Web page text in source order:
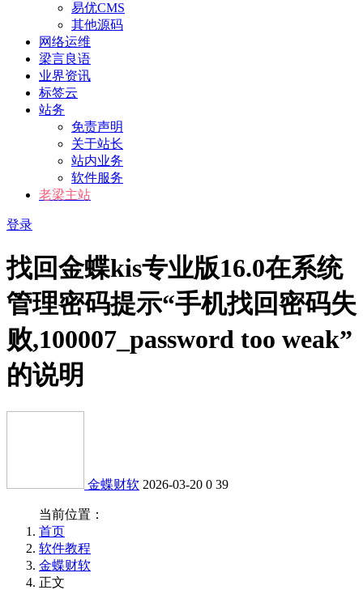
易优CMS
其他源码
网络运维
梁言良语
业界资讯
标签云
站务
免责声明
关于站长
站内业务
软件服务
老梁主站
登录
找回金蝶kis专业版16.0在系统
管理密码提示“手机找回密码失
败,100007_password too weak”
的说明
金蝶财软 2026-03-20 0 39
当前位置：
首页
软件教程
金蝶财软
正文